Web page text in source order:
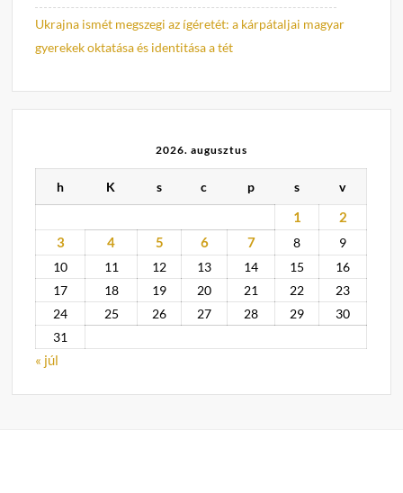
Ukrajna ismét megszegi az ígéretét: a kárpátaljai magyar
gyerekek oktatása és identitása a tét
2026. augusztus
h K s c p s v
1
2
3
4 5 6 7 8
9
10
11 12 13 14 15
16
17
18 19 20 21 22
23
24
25 26 27 28 29
30
31
« júl